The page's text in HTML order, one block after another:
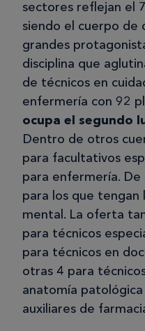
sectores reflejan el
siendo el cuerpo de
grandes
disciplina que
de técnicos en
enfermería con 92
ocupa el segundo
Dentro de otros
para facultativos
para enfermería. De
para los que tengan
mental. La oferta
para técnicos
para técnicos en
otras 4 para
anatomía
auxiliares de